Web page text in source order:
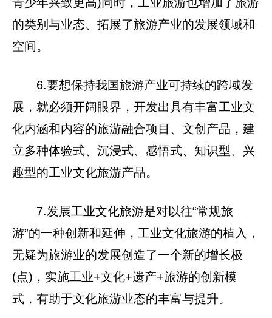
的类别与业态、拓展了旅游产业的发展领域和
空间。
6.要想保持我国旅游产业可持续的跨域发
展，就必须开阔眼界，开发出具有丰富工业文
化内涵和内容的旅游融合项目、文创产品，建
立多种体验式、沉浸式、感悟式、知识型、兴
趣型的工业文化旅游产品。
7.发展工业文化旅游是对以往“常规旅
游”的一种创新和延伸，工业文化旅游的植入，
无疑为旅游业的发展创造了一个新的增长极
(点)，实施工业+文化+遗产+旅游的创新模
式，有助于文化旅游业态的丰富与提升。